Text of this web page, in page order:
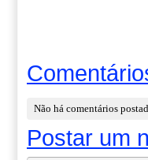
Não há comentários
Postar um